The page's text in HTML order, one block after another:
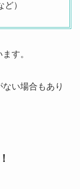
）
す。
い場合もあり